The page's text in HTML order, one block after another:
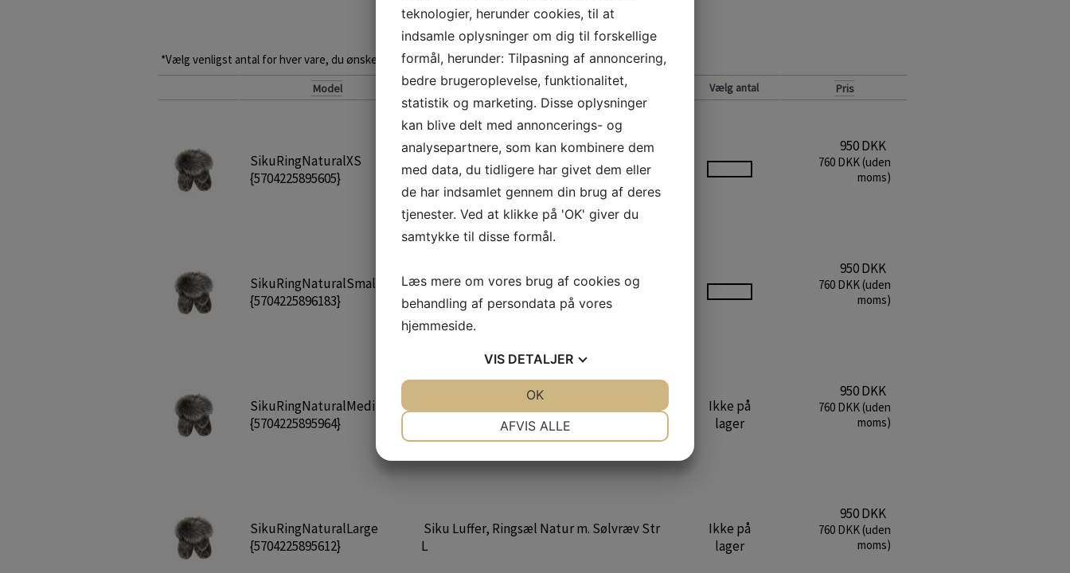
*Vælg venligst antal for hver vare, du ønsker at bestille, og klik på 'Læg i kurv' knappen.
Model Navn+ Vælg antal Pris
SikuRingNaturalXS
{5704225895605}
Siku Luffer, Ringsæl Natur m. Sølvræv Str
XS
950 DKK
760 DKK (uden
moms)
SikuRingNaturalSmall
{5704225896183}
Siku Luffer, Ringsæl Natur m. Sølvræv Str
S
950 DKK
760 DKK (uden
moms)
SikuRingNaturalMedium
{5704225895964}
Ikke på
lager
950 DKK
760 DKK (uden
moms)
SikuRingNaturalLarge
{5704225895612}
Siku Luffer, Ringsæl Natur m. Sølvræv Str
L
Ikke på
lager
950 DKK
760 DKK (uden
moms)
teknologier, herunder cookies, til at
indsamle oplysninger om dig til forskellige
formål, herunder: Tilpasning af annoncering,
bedre brugeroplevelse, funktionalitet,
statistik og marketing. Disse oplysninger
kan blive delt med annoncerings- og
analysepartnere, som kan kombinere dem
med data, du tidligere har givet dem eller
de har indsamlet gennem din brug af deres
tjenester. Ved at klikke på 'OK' giver du
samtykke til disse formål.
Læs mere om vores brug af cookies og
behandling af persondata på vores
hjemmeside.
VIS DETALJER
AFVIS ALLE
OK